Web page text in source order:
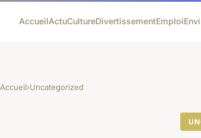
AccueilActuCultureDivertissementEmploi
Accueil›Uncategorized